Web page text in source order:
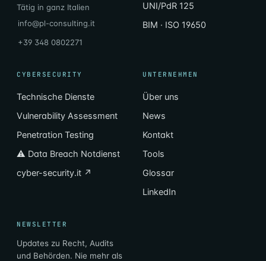
Tätig in ganz Italien
info@pl-consulting.it
+39 348 0802271
UNI/PdR 125
BIM · ISO 19650
CYBERSECURITY
Technische Dienste
Vulnerability Assessment
Penetration Testing
⚠ Data Breach Notdienst
cyber-security.it ↗
UNTERNEHMEN
Über uns
News
Kontakt
Tools
Glossar
LinkedIn
NEWSLETTER
Updates zu Recht, Audits
und Behörden. Nie mehr als